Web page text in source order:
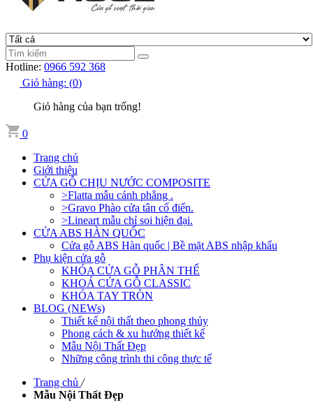
Hotline: 0966 592 368
Giỏ hàng: (0)
Giỏ hàng của bạn trống!
0
Trang chủ
Giới thiệu
CỬA GỖ CHỊU NƯỚC COMPOSITE
>Flatta mẫu cánh phẳng .
>Gravo Phào cửa tân cổ điển.
>Lineart mẫu chỉ soi hiện đại.
CỬA ABS HÀN QUỐC
Cửa gỗ ABS Hàn quốc | Bề mặt ABS nhập khẩu
Phụ kiện cửa gỗ
KHÓA CỬA GỖ PHÂN THỂ
KHOÁ CỬA GỖ CLASSIC
KHÓA TAY TRÒN
BLOG (NEWs)
Thiết kế nội thất theo phong thủy
Phong cách & xu hướng thiết kế
Mẫu Nội Thất Đẹp
Những công trình thi công thực tế
Trang chủ /
Mẫu Nội Thất Đẹp